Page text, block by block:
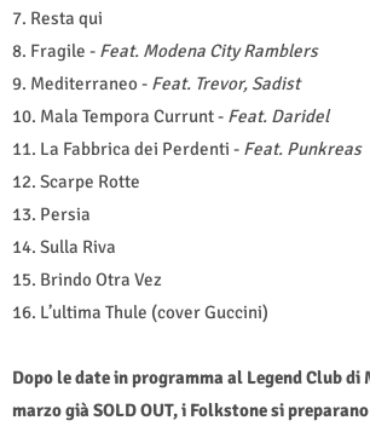
7. Resta qui
8. Fragile - Feat. Modena City Ramblers
9. Mediterraneo - Feat. Trevor, Sadist
10. Mala Tempora Currunt - Feat. Daridel
11. La Fabbrica dei Perdenti - Feat. Punkreas
12. Scarpe Rotte
13. Persia
14. Sulla Riva
15. Brindo Otra Vez
16. L’ultima Thule (cover Guccini)
Dopo le date in programma al Legend Club
marzo già SOLD OUT, i Folkstone si